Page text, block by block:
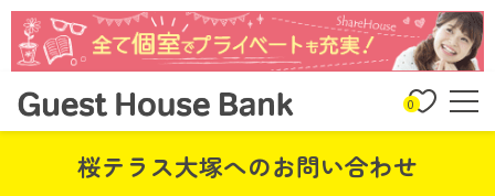
0
桜テラス大塚へのお問い合わせ